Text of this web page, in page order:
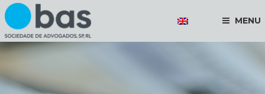
MENU